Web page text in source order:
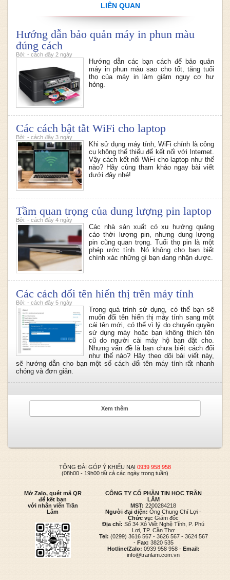
LIÊN QUAN
Hướng dẫn bảo quản máy in phun màu
đúng cách
Bởi: - cách đây 2 ngày
Hướng dẫn các bạn cách để bảo quản
máy in phun màu sao cho tốt, tăng tuổi
thọ của máy in làm giảm nguy cơ hư
hỏng.
Các cách bật tắt WiFi cho laptop
Bởi: - cách đây 3 ngày
Khi sử dụng máy tính, WiFi chính là công
cụ không thể thiếu để kết nối với Internet.
Vậy cách kết nối WiFi cho laptop như thế
nào? Hãy cùng tham khảo ngay bài viết
dưới đây nhé!
Tầm quan trọng của dung lượng pin laptop
Bởi: - cách đây 4 ngày
Các nhà sản xuất có xu hướng quảng
cáo thời lượng pin, nhưng dung lượng
pin cũng quan trọng. Tuổi thọ pin là một
phép ước tính. Nó không cho bạn biết
chính xác những gì bạn đang nhận được.
Các cách đổi tên hiển thị trên máy tính
Bởi: - cách đây 5 ngày
Trong quá trình sử dụng, có thể bạn sẽ
muốn đổi tên hiển thị máy tính sang một
cái tên mới, có thể vì lý do chuyển quyền
sử dụng máy hoặc bạn không thích tên
cũ do người cài máy hộ bạn đặt cho.
Nhưng vấn đề là bạn chưa biết cách đổi
như thế nào? Hãy theo dõi bài viết này,
sẽ hướng dẫn cho bạn một số cách đổi tên máy tính rất nhanh
chóng và đơn giản.
Xem thêm
TỔNG ĐÀI GÓP Ý KHIẾU NẠI 0939 958 958
(08h00 - 19h00 tất cả các ngày trong tuần)
Mở Zalo, quét mã QR
để kết bạn
với nhân viên Trần
Lâm
CÔNG TY CỔ PHẦN TIN HỌC TRẦN
LÂM
MST: 2200284218
Người đại diện: Ông Chung Chí Lợi -
Chức vụ: Giám đốc
Địa chỉ: Số 34 Xô Viết Nghệ Tĩnh, P. Phú
Lợi, TP. Cần Thơ
Tel: (0299) 3616 567 - 3626 567 - 3624 567
- Fax: 3820 535
Hotline/Zalo: 0939 958 958 - Email:
info@tranlam.com.vn